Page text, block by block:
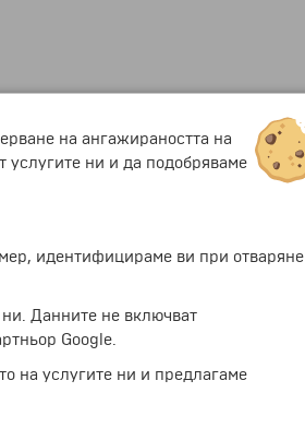
-5.01 лв.
от1 г.
на ангажираността на
услугите ни и да подобряваме
идентифицираме ви при отваряне
Данните не включват
Google.
на услугите ни и предлагаме